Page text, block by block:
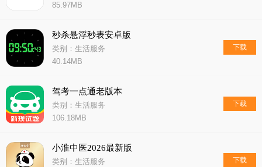
85.97MB
秒杀悬浮秒表安卓版
类别：生活服务
40.14MB
下载
驾考一点通老版本
类别：生活服务
106.18MB
下载
小淮中医2026最新版
类别：生活服务
下载